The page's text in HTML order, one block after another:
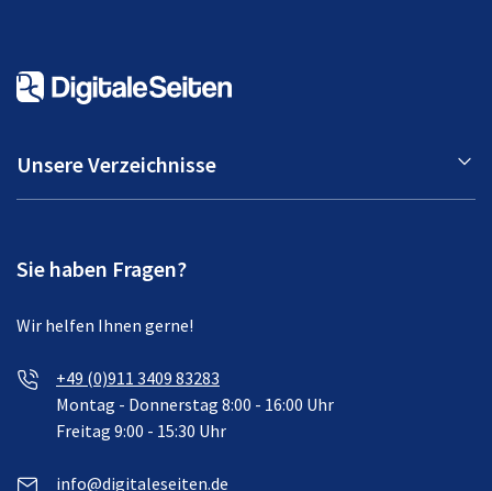
Unsere Verzeichnisse
Sie haben Fragen?
Wir helfen Ihnen gerne!
+49 (0)911 3409 83283
Montag - Donnerstag 8:00 - 16:00 Uhr
Freitag 9:00 - 15:30 Uhr
info@digitaleseiten.de